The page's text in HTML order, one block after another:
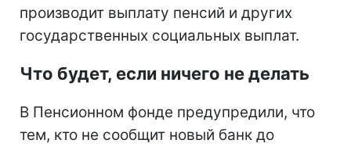
производит выплату пенсий и других
государственных социальных выплат.
Что будет, если ничего не делать
В Пенсионном фонде предупредили, что
тем, кто не сообщит новый банк до